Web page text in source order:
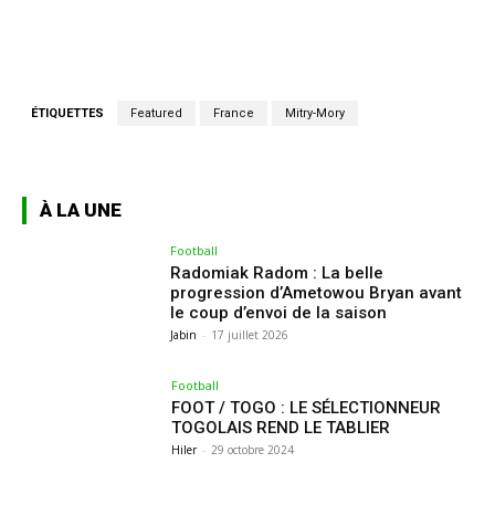
ÉTIQUETTES Featured France Mitry-Mory
À LA UNE
Football
Radomiak Radom : La belle
progression d’Ametowou Bryan avant
le coup d’envoi de la saison
Jabin - 17 juillet 2026
Football
FOOT / TOGO : LE SÉLECTIONNEUR
TOGOLAIS REND LE TABLIER
Hiler - 29 octobre 2024